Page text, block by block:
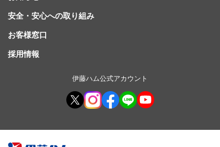
安全・安心への取り組み
お客様窓口
採用情報
伊藤ハム公式アカウント